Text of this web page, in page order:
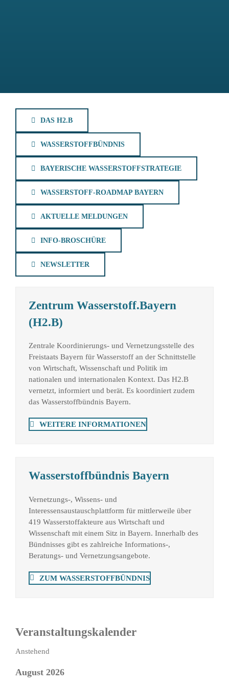
DAS H2.B
WASSERSTOFFBÜNDNIS
BAYERISCHE WASSERSTOFFSTRATEGIE
WASSERSTOFF-ROADMAP BAYERN
AKTUELLE MELDUNGEN
INFO-BROSCHÜRE
NEWSLETTER
Zentrum Wasserstoff.Bayern
(H2.B)
Zentrale Koordinierungs- und Vernetzungsstelle des
Freistaats Bayern für Wasserstoff an der Schnittstelle
von Wirtschaft, Wissenschaft und Politik im
nationalen und internationalen Kontext. Das H2.B
vernetzt, informiert und berät. Es koordiniert zudem
das Wasserstoffbündnis Bayern.
WEITERE INFORMATIONEN
Wasserstoffbündnis Bayern
Vernetzungs-, Wissens- und
Interessensaustauschplattform für mittlerweile über
419 Wasserstoffakteure aus Wirtschaft und
Wissenschaft mit einem Sitz in Bayern. Innerhalb des
Bündnisses gibt es zahlreiche Informations-,
Beratungs- und Vernetzungsangebote.
ZUM WASSERSTOFFBÜNDNIS
Veranstaltungskalender
Veranstaltungen
AnstehendDatum
August 2026